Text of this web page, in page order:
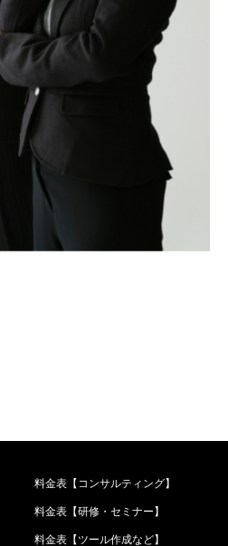
料金表【コンサルティング】
料金表【研修・セミナー】
料金表【ツール作成など】